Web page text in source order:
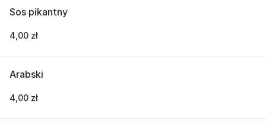
Sos pikantny
4,00 zł
Arabski
4,00 zł